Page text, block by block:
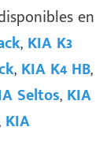
en
, KIA K3
, KIA K4 HB,
Seltos, KIA
KIA